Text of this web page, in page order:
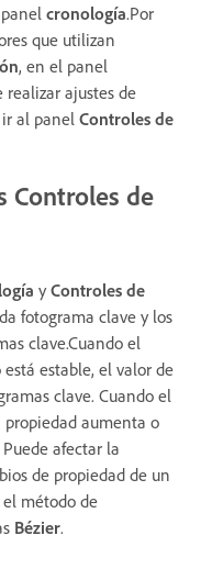
cronología.Por
que utilizan
, en el panel
realizar ajustes de
al panel Controles de
Controles de
y Controles de
fotograma clave y los
clave.Cuando el
estable, el valor de
clave. Cuando el
propiedad aumenta o
afectar la
de propiedad de un
método de
Bézier.